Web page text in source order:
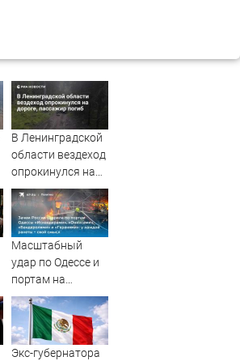
В Ленинградской
области вездеход
опрокинулся на
дороге, пассажир
погиб
Масштабный
удар по Одессе и
портам на
Украине:
Последние
новости,
подробности об
Экс-губернатора